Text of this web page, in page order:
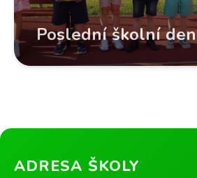
Poslední školní den
ADRESA ŠKOLY